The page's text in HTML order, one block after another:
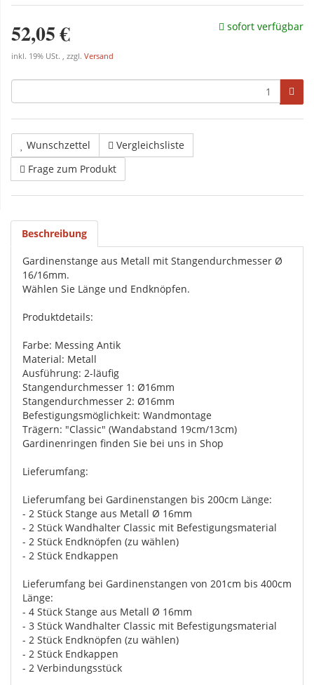
52,05 €
inkl. 19% USt. , zzgl. Versand
sofort verfügbar
Wunschzettel
Vergleichsliste
Frage zum Produkt
Beschreibung
Gardinenstange aus Metall mit Stangendurchmesser Ø
16/16mm.
Wählen Sie Länge und Endknöpfen.
Produktdetails:
Farbe: Messing Antik
Material: Metall
Ausführung: 2-läufig
Stangendurchmesser 1: Ø16mm
Stangendurchmesser 2: Ø16mm
Befestigungsmöglichkeit: Wandmontage
Trägern: "Classic" (Wandabstand 19cm/13cm)
Gardinenringen finden Sie bei uns in Shop
Lieferumfang:
Lieferumfang bei Gardinenstangen bis 200cm Länge:
- 2 Stück Stange aus Metall Ø 16mm
- 2 Stück Wandhalter Classic mit Befestigungsmaterial
- 2 Stück Endknöpfen (zu wählen)
- 2 Stück Endkappen
Lieferumfang bei Gardinenstangen von 201cm bis 400cm
Länge:
- 4 Stück Stange aus Metall Ø 16mm
- 3 Stück Wandhalter Classic mit Befestigungsmaterial
- 2 Stück Endknöpfen (zu wählen)
- 2 Stück Endkappen
- 2 Verbindungsstück